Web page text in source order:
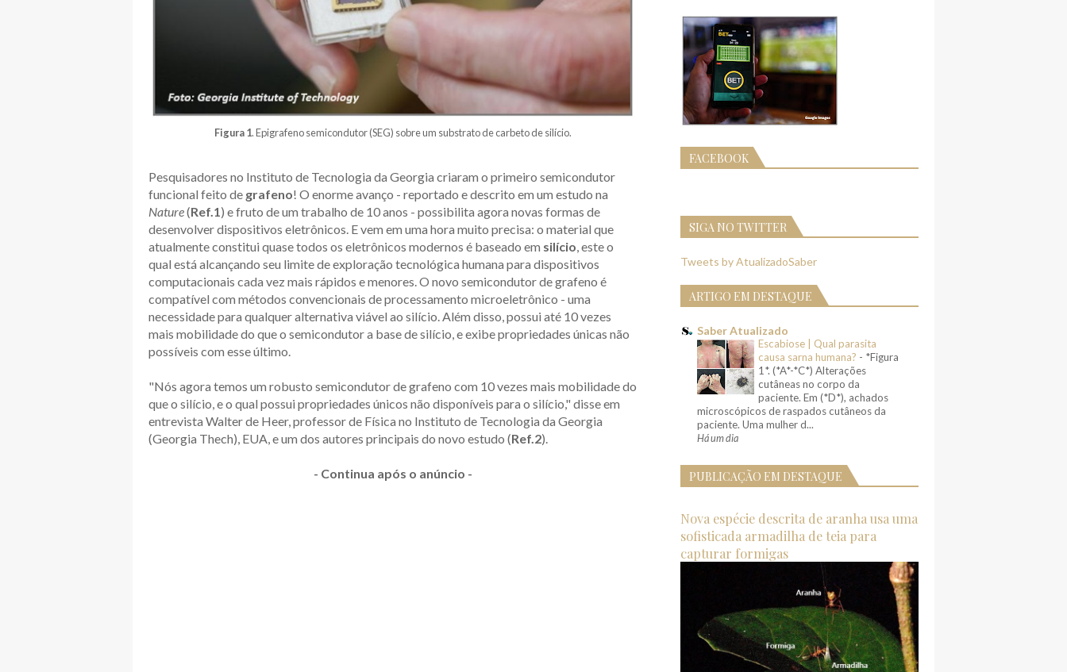
Figura 1. Epigrafeno semicondutor (SEG) sobre um substrato de carbeto de silício.
Pesquisadores no Instituto de Tecnologia da Georgia criaram o primeiro semicondutor
funcional feito de grafeno! O enorme avanço - reportado e descrito em um estudo na
Nature(Ref.1) e fruto de um trabalho de 10 anos - possibilita agora novas formas de
desenvolver dispositivos eletrônicos. E vem em uma hora muito precisa: o material que
atualmente constitui quase todos os eletrônicos modernos é baseado em silício, este o
qual está alcançando seu limite de exploração tecnológica humana para dispositivos
computacionais cada vez mais rápidos e menores. O novo semicondutor de grafeno é
compatível com métodos convencionais de processamento microeletrônico - uma
necessidade para qualquer alternativa viável ao silício. Além disso, possui até 10 vezes
mais mobilidade do que o semicondutor a base de silício, e exibe propriedades únicas não
possíveis com esse último.
"Nós agora temos um robusto semicondutor de grafeno com 10 vezes mais mobilidade do
que o silício, e o qual possui propriedades únicos não disponíveis para o silício," disse em
entrevista Walter de Heer, professor de Física no Instituto de Tecnologia da Georgia
(Georgia Thech), EUA, e um dos autores principais do novo estudo (Ref.2).
- Continua após o anúncio -
FACEBOOK
SIGA NO TWITTER
Tweets by AtualizadoSaber
ARTIGO EM DESTAQUE
Saber Atualizado
Escabiose | Qual parasita
causa sarna humana? - *Figura
1*. (*A*-*C*) Alterações
cutâneas no corpo da
paciente. Em (*D*), achados
microscópicos de raspados cutâneos da
paciente. Uma mulher d...
Há um dia
PUBLICAÇÃO EM DESTAQUE
Nova espécie descrita de aranha usa uma
sofisticada armadilha de teia para
capturar formigas